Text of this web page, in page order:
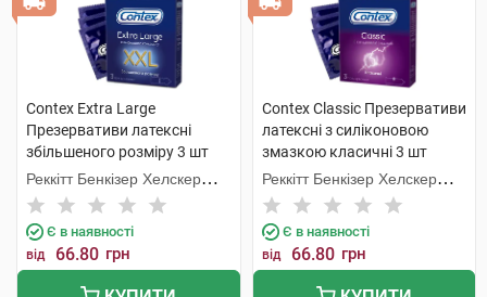
Contex Extra Large
Презервативи латексні
збільшеного розміру 3 шт
Реккітт Бенкізер Хелскер
Мануфектурінг
Є в наявності
від 66.80 грн
Contex Classic Презервативи
латексні з силіконовою
змазкою класичні 3 шт
Реккітт Бенкізер Хелскер
Мануфектурінг
Є в наявності
від 66.80 грн